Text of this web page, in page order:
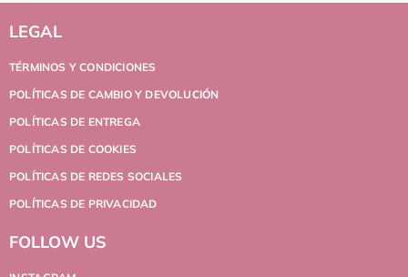
LEGAL
TÉRMINOS Y CONDICIONES
POLÍTICAS DE CAMBIO Y DEVOLUCIÓN
POLÍTICAS DE ENTREGA
POLÍTICAS DE COOKIES
POLÍTICAS DE REDES SOCIALES
POLÍTICAS DE PRIVACIDAD
FOLLOW US